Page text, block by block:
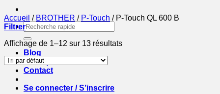
Recherche
pour :
Blog
Boutique
Contact
Se connecter / S’inscrire
Accueil / BROTHER / P-Touch /P-Touch QL 600 B
Filtrer
Affichage de 1–12 sur 13 résultats